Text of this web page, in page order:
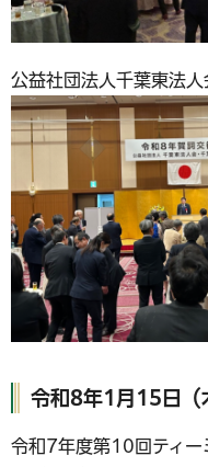
公益社団法人千葉東法
令和8年1月15日（
令和7年度第10回ティー